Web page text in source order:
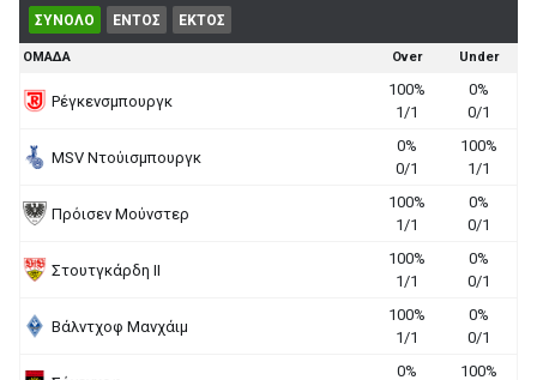
ΣΥΝΟΛΟ ΕΝΤΟΣ ΕΚΤΟΣ
ΟΜΑΔΑ Over Under
Ρέγκενσμπουργκ
100%
1/1
0%
0/1
MSV Ντούισμπουργκ
0%
0/1
100%
1/1
Πρόισεν Μούνστερ
100%
1/1
0%
0/1
Στουτγκάρδη II
100%
1/1
0%
0/1
Βάλντχοφ Μανχάιμ
100%
1/1
0%
0/1
0%
100%